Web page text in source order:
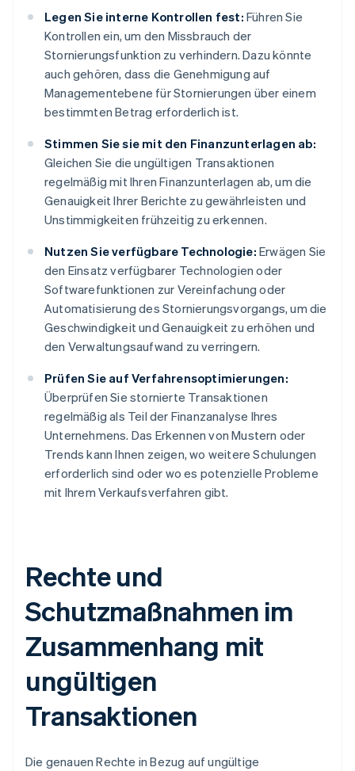
Legen Sie interne Kontrollen fest: Führen Sie
Kontrollen ein, um den Missbrauch der
Stornierungsfunktion zu verhindern. Dazu könnte
auch gehören, dass die Genehmigung auf
Managementebene für Stornierungen über einem
bestimmten Betrag erforderlich ist.
Stimmen Sie sie mit den Finanzunterlagen ab:
Gleichen Sie die ungültigen Transaktionen
regelmäßig mit Ihren Finanzunterlagen ab, um die
Genauigkeit Ihrer Berichte zu gewährleisten und
Unstimmigkeiten frühzeitig zu erkennen.
Nutzen Sie verfügbare Technologie: Erwägen Sie
den Einsatz verfügbarer Technologien oder
Softwarefunktionen zur Vereinfachung oder
Automatisierung des Stornierungsvorgangs, um die
Geschwindigkeit und Genauigkeit zu erhöhen und
den Verwaltungsaufwand zu verringern.
Prüfen Sie auf Verfahrensoptimierungen:
Überprüfen Sie stornierte Transaktionen
regelmäßig als Teil der Finanzanalyse Ihres
Unternehmens. Das Erkennen von Mustern oder
Trends kann Ihnen zeigen, wo weitere Schulungen
erforderlich sind oder wo es potenzielle Probleme
mit Ihrem Verkaufsverfahren gibt.
Rechte und
Schutzmaßnahmen im
Zusammenhang mit
ungültigen
Transaktionen
Die genauen Rechte in Bezug auf ungültige